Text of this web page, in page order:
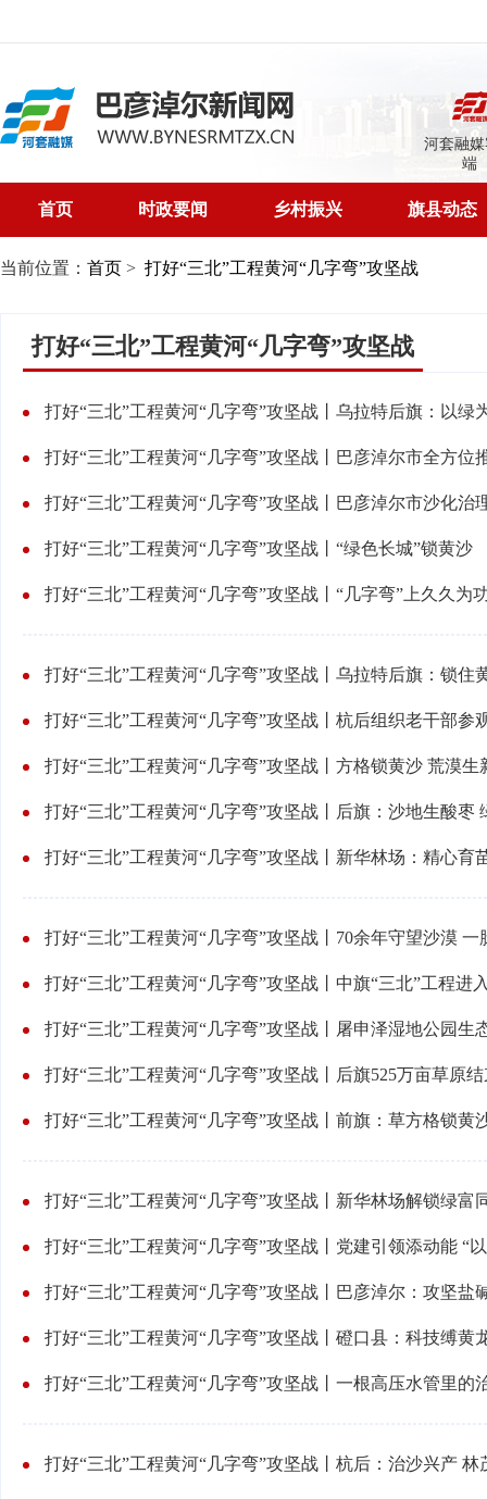
河套融
端
首页 时政要闻 乡村振兴 旗县动态
当前位置： 首页 > 打好“三北”工程黄河“几字弯”攻坚战
打好“三北”工程黄河“几字弯”攻坚战
打好“三北”工程黄河“几字弯”攻坚战丨巴彦淖尔市全方位
打好“三北”工程黄河“几字弯”攻坚战丨巴彦淖尔市沙化治
打好“三北”工程黄河“几字弯”攻坚战丨“绿色长城”锁黄沙
打好“三北”工程黄河“几字弯”攻坚战丨“几字弯”上久久为
打好“三北”工程黄河“几字弯”攻坚战丨乌拉特后旗：锁住
打好“三北”工程黄河“几字弯”攻坚战丨方格锁黄沙 荒漠生
打好“三北”工程黄河“几字弯”攻坚战丨后旗：沙地生酸枣
打好“三北”工程黄河“几字弯”攻坚战丨新华林场：精心育
打好“三北”工程黄河“几字弯”攻坚战丨70余年守望沙漠
打好“三北”工程黄河“几字弯”攻坚战丨中旗“三北”工程进
打好“三北”工程黄河“几字弯”攻坚战丨屠申泽湿地公园生
打好“三北”工程黄河“几字弯”攻坚战丨后旗525万亩草原
打好“三北”工程黄河“几字弯”攻坚战丨前旗：草方格锁黄
打好“三北”工程黄河“几字弯”攻坚战丨新华林场解锁绿富
打好“三北”工程黄河“几字弯”攻坚战丨党建引领添动能 “
打好“三北”工程黄河“几字弯”攻坚战丨巴彦淖尔：攻坚盐
打好“三北”工程黄河“几字弯”攻坚战丨磴口县：科技缚黄
打好“三北”工程黄河“几字弯”攻坚战丨一根高压水管里的
打好“三北”工程黄河“几字弯”攻坚战丨杭后：治沙兴产 林